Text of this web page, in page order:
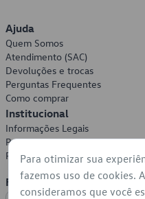
Ajuda
Quem Somos
Atendimento (SAC)
Devoluções e trocas
Perguntas Frequentes
Como comprar
Institucional
Informações Legais
Política de Privacidade
Política de Cookies
Formas de Pagamento
Para otimizar sua
fazemos uso de cookies.
consideramos que você